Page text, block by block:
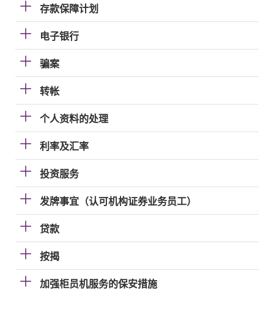
存款保障计划
电子银行
骗案
转帐
个人资料的处理
利率及汇率
投资服务
发牌事宜（认可机构证券业务员工）
贷款
按揭
加强柜员机服务的保安措施